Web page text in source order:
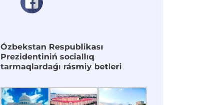
Ózbekstan Respublikası
Prezidentiniń sociallıq
tarmaqlardaǵı rásmiy betleri